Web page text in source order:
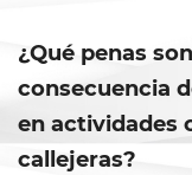
Gun
¿Qué penas
consecuencia
en actividades
callejeras?